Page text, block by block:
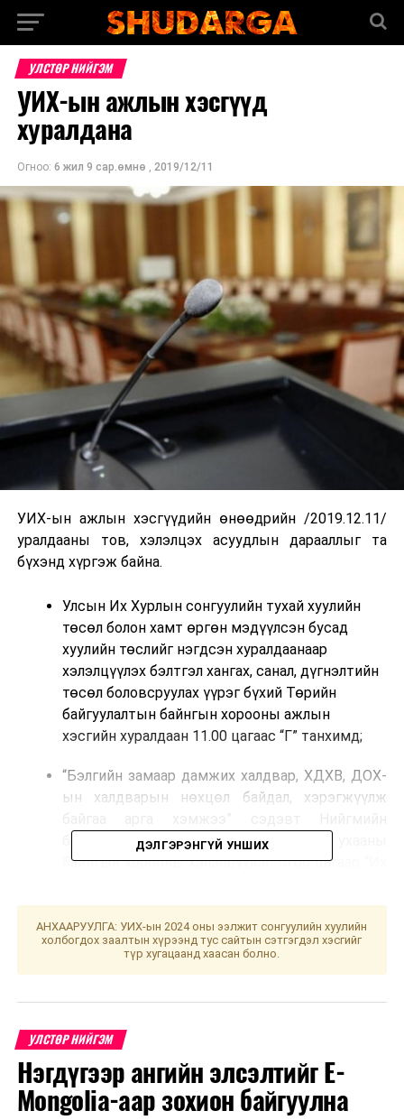
УЛСТӨР НИЙГЭМ
УИХ-ын ажлын хэсгүүд
хуралдана
Огноо: 6 жил 9 сар.өмнө , 2019/12/11
УИХ-ын ажлын хэсгүүдийн өнөөдрийн /2019.12.11/
уралдааны тов, хэлэлцэх асуудлын дарааллыг та
бүхэнд хүргэж байна.
Улсын Их Хурлын сонгуулийн тухай хуулийн
төсөл болон хамт өргөн мэдүүлсэн бусад
хуулийн төслийг нэгдсэн хуралдаанаар
хэлэлцүүлэх бэлтгэл хангах, санал, дүгнэлтийн
төсөл боловсруулах үүрэг бүхий Төрийн
байгуулалтын байнгын хорооны ажлын
хэсгийн хуралдаан 11.00 цагаас “Г” танхимд;
“Бэлгийн замаар дамжих халдвар, ХДХВ, ДОХ-
ын халдварын нөхцөл байдал, хэрэгжүүлж
бодлого, боловсрол, соёл, шинжлэх ухааны
байнгын хорооны хэлэлцүүлэг 10.00 цагаас “Их
УНШСАН: 3455
Байнгын хороодын хуралдаан өнөөдөр болно
ӨМНӨХ МЭДЭЭ
ДЭЛГЭРЭНГҮЙ УНШИХ
АНХААРУУЛГА: УИХ-ын 2024 оны ээлжит сонгуулийн хуулийн
холбогдох заалтын хүрээнд тус сайтын сэтгэгдэл хэсгийг
түр хугацаанд хаасан болно.
УЛСТӨР НИЙГЭМ
Нэгдүгээр ангийн элсэлтийг E-
Mongolia-аар зохион байгуулна